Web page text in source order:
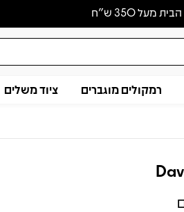
מעל 350 ש״ח
רמקולים מוגברים ציוד משלים